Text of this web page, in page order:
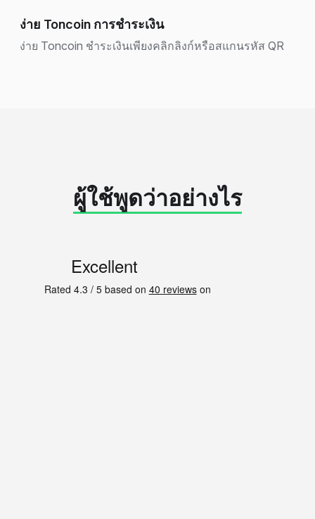
ง่าย Toncoin การชำระเงิน
ง่าย Toncoin ชำระเงินเพียงคลิกลิงก์หรือสแกนรหัส QR
ผู้ใช้พูดว่าอย่างไร